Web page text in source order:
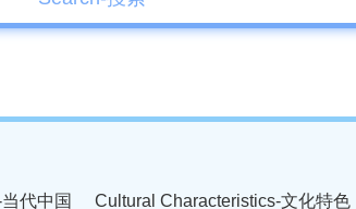
代中国 Cultural Characteristics-文化特色